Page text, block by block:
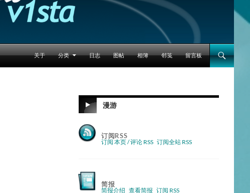
跳至正文
关于
分类 日志 图帖 相簿 邻笺 留言板
漫游
订阅RSS
订阅 本页 / 评论 RSS 订阅全站 RSS
简报
简报介绍 查看简报 订阅 RSS